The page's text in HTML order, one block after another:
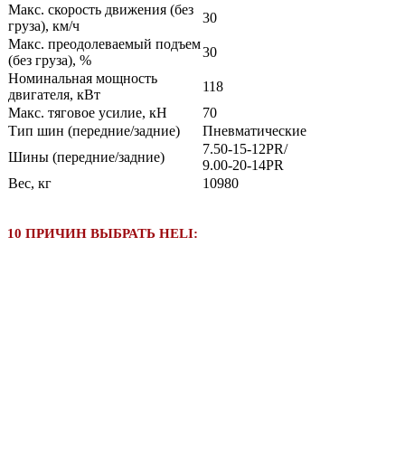
Макс. скорость движения (без
груза), км/ч
30
Макс. преодолеваемый подъем
(без груза), %
30
Номинальная мощность
двигателя, кВт
118
Макс. тяговое усилие, кН
70
Тип шин (передние/задние)
Пневматические
Шины (передние/задние)
7.50-15-12PR/
9.00-20-14PR
Вес, кг
10980
10 ПРИЧИН ВЫБРАТЬ HELI: